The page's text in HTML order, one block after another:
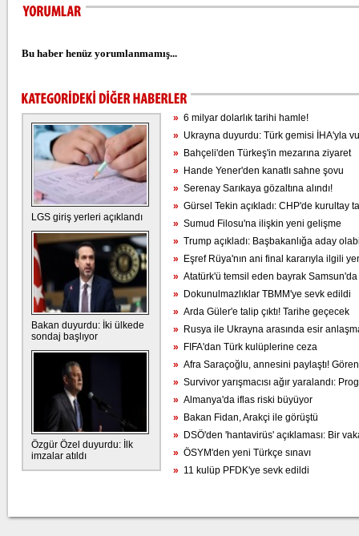
Bu haber henüz yorumlanmamış...
LGS giriş yerleri açıklandı
Bakan duyurdu: İki ülkede
sondaj başlıyor
Özgür Özel duyurdu: İlk
imzalar atıldı
» 6 milyar dolarlık tarihi hamle!
» Ukrayna duyurdu: Türk gemisi İHA'yla
» Bahçeli'den Türkeş'in mezarına ziyaret
» Hande Yener'den kanatlı sahne şovu
» Serenay Sarıkaya gözaltına alındı!
» Gürsel Tekin açıkladı: CHP'de kurultay
» Sumud Filosu'na ilişkin yeni gelişme
» Trump açıkladı: Başbakanlığa aday
» Eşref Rüya'nın ani final kararıyla ilgili
» Atatürk'ü temsil eden bayrak Samsun'da
» Dokunulmazlıklar TBMM'ye sevk edildi
» Arda Güler'e talip çıktı! Tarihe geçecek
» Rusya ile Ukrayna arasında esir
» FIFA'dan Türk kulüplerine ceza
» Afra Saraçoğlu, annesini paylaştı!
» Survivor yarışmacısı ağır yaralandı:
» Almanya'da iflas riski büyüyor
» Bakan Fidan, Arakçi ile görüştü
» DSÖ'den 'hantavirüs' açıklaması: Bir
» ÖSYM'den yeni Türkçe sınavı
» 11 kulüp PFDK'ye sevk edildi